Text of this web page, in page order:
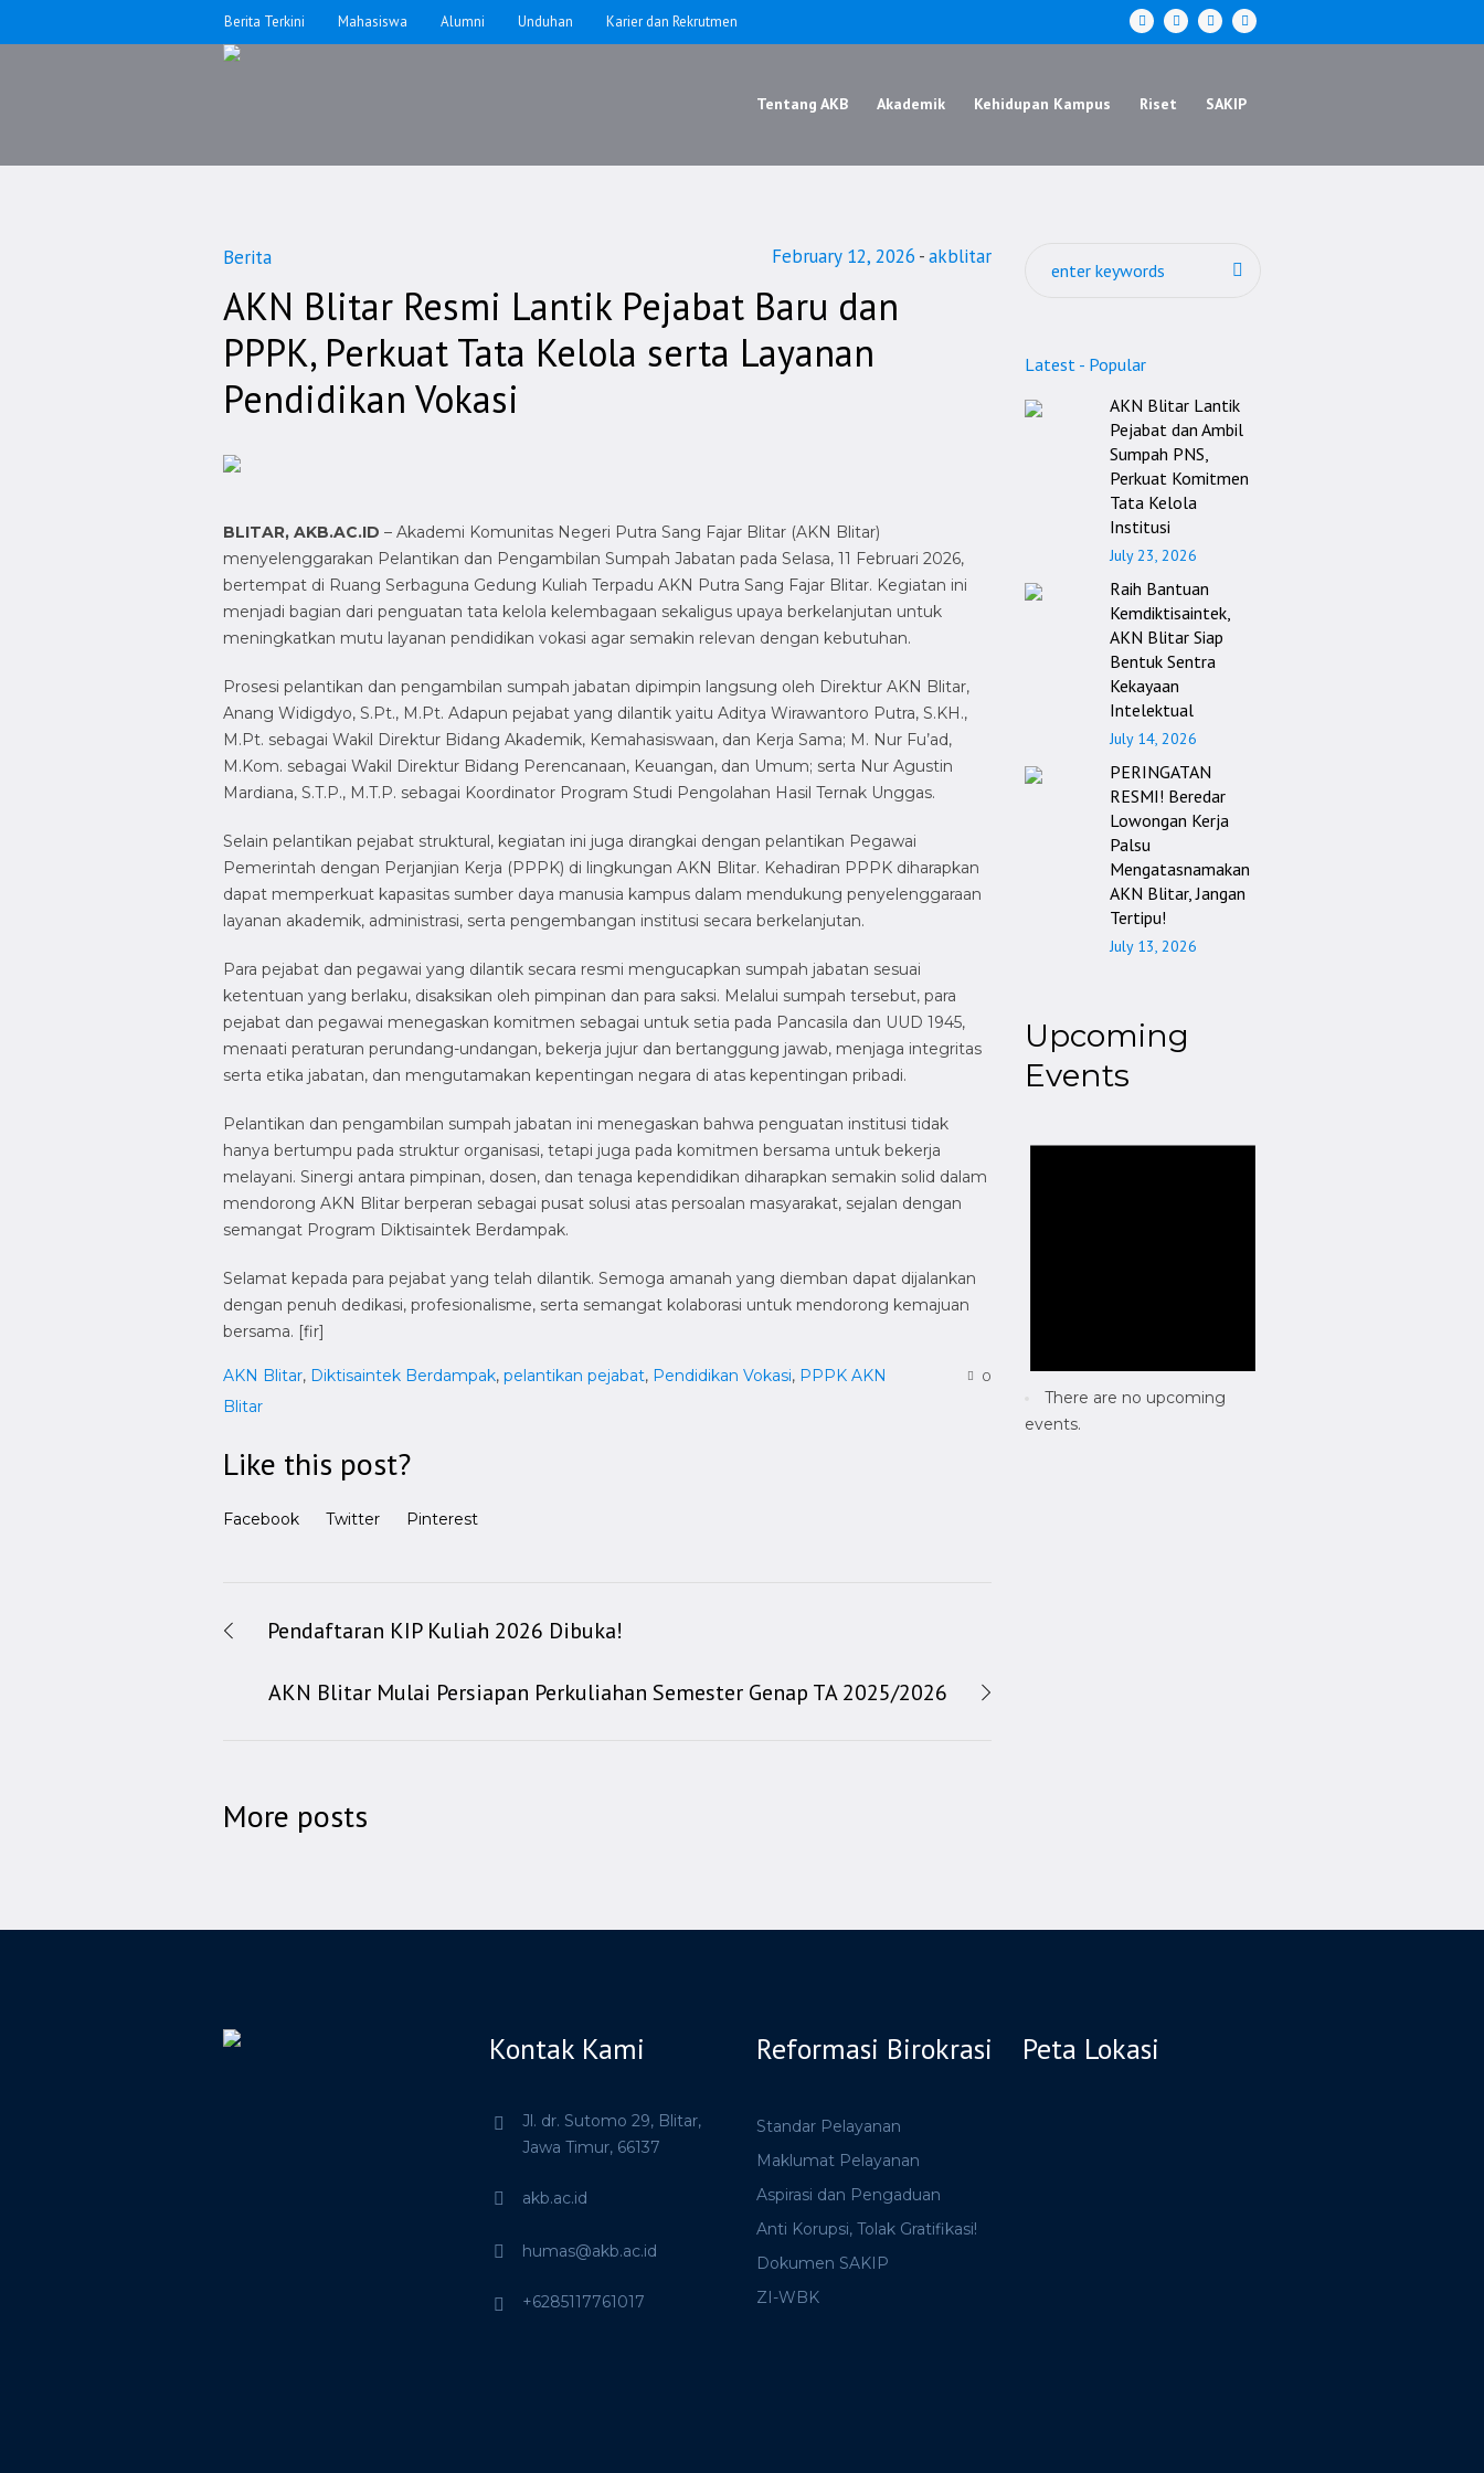
Berita Terkini Mahasiswa Alumni Unduhan Karier dan Rekrutmen
Tentang AKB Akademik Kehidupan Kampus Riset SAKIP
February 12, 2026 akblitar
Berita
AKN Blitar Resmi Lantik Pejabat Baru dan
PPPK, Perkuat Tata Kelola serta Layanan
Pendidikan Vokasi
BLITAR, AKB.AC.ID – Akademi Komunitas Negeri Putra Sang Fajar Blitar (AKN Blitar)
menyelenggarakan Pelantikan dan Pengambilan Sumpah Jabatan pada Selasa, 11 Februari 2026,
bertempat di Ruang Serbaguna Gedung Kuliah Terpadu AKN Putra Sang Fajar Blitar. Kegiatan ini
menjadi bagian dari penguatan tata kelola kelembagaan sekaligus upaya berkelanjutan untuk
meningkatkan mutu layanan pendidikan vokasi agar semakin relevan dengan kebutuhan.
Prosesi pelantikan dan pengambilan sumpah jabatan dipimpin langsung oleh Direktur AKN Blitar,
Anang Widigdyo, S.Pt., M.Pt. Adapun pejabat yang dilantik yaitu Aditya Wirawantoro Putra, S.KH.,
M.Pt. sebagai Wakil Direktur Bidang Akademik, Kemahasiswaan, dan Kerja Sama; M. Nur Fu’ad,
M.Kom. sebagai Wakil Direktur Bidang Perencanaan, Keuangan, dan Umum; serta Nur Agustin
Mardiana, S.T.P., M.T.P. sebagai Koordinator Program Studi Pengolahan Hasil Ternak Unggas.
Selain pelantikan pejabat struktural, kegiatan ini juga dirangkai dengan pelantikan Pegawai
Pemerintah dengan Perjanjian Kerja (PPPK) di lingkungan AKN Blitar. Kehadiran PPPK diharapkan
dapat memperkuat kapasitas sumber daya manusia kampus dalam mendukung penyelenggaraan
layanan akademik, administrasi, serta pengembangan institusi secara berkelanjutan.
Para pejabat dan pegawai yang dilantik secara resmi mengucapkan sumpah jabatan sesuai
ketentuan yang berlaku, disaksikan oleh pimpinan dan para saksi. Melalui sumpah tersebut, para
pejabat dan pegawai menegaskan komitmen sebagai untuk setia pada Pancasila dan UUD 1945,
menaati peraturan perundang-undangan, bekerja jujur dan bertanggung jawab, menjaga integritas
serta etika jabatan, dan mengutamakan kepentingan negara di atas kepentingan pribadi.
Pelantikan dan pengambilan sumpah jabatan ini menegaskan bahwa penguatan institusi tidak
hanya bertumpu pada struktur organisasi, tetapi juga pada komitmen bersama untuk bekerja
melayani. Sinergi antara pimpinan, dosen, dan tenaga kependidikan diharapkan semakin solid dalam
mendorong AKN Blitar berperan sebagai pusat solusi atas persoalan masyarakat, sejalan dengan
semangat Program Diktisaintek Berdampak.
Selamat kepada para pejabat yang telah dilantik. Semoga amanah yang diemban dapat dijalankan
dengan penuh dedikasi, profesionalisme, serta semangat kolaborasi untuk mendorong kemajuan
bersama. [fir]
AKN Blitar, Diktisaintek Berdampak, pelantikan pejabat, Pendidikan Vokasi, PPPK AKN
Blitar
0
Like this post?
Facebook Twitter Pinterest
Pendaftaran KIP Kuliah 2026 Dibuka!
AKN Blitar Mulai Persiapan Perkuliahan Semester Genap TA 2025/2026
More posts
Latest
Popular
AKN Blitar Lantik
Pejabat dan Ambil
Sumpah PNS,
Perkuat Komitmen
Tata Kelola
Institusi
July 23, 2026
Raih Bantuan
Kemdiktisaintek,
AKN Blitar Siap
Bentuk Sentra
Kekayaan
Intelektual
July 14, 2026
PERINGATAN
RESMI! Beredar
Lowongan Kerja
Palsu
Mengatasnamakan
AKN Blitar, Jangan
Tertipu!
July 13, 2026
Upcoming
Events
There are no upcoming
events.
Kontak Kami
Jl. dr. Sutomo 29, Blitar,
Jawa Timur, 66137
akb.ac.id
humas@akb.ac.id
+6285117761017
Reformasi Birokrasi
Standar Pelayanan
Maklumat Pelayanan
Aspirasi dan Pengaduan
Anti Korupsi, Tolak Gratifikasi!
Dokumen SAKIP
ZI-WBK
Peta Lokasi